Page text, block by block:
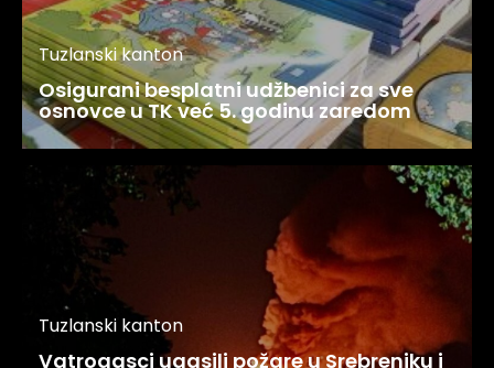
Tuzlanski kanton
Osigurani besplatni udžbenici za sve
osnovce u TK već 5. godinu zaredom
Tuzlanski kanton
Vatrogasci ugasili požare u Srebreniku i